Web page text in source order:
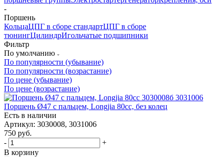
-
Поршень
КольцаЦПГ в сборе стандартЦПГ в сборе
тюнингЦилиндрИгольчатые подшипники
Фильтр
По умолчанию
По популярности (убывание)
По популярности (возрастание)
По цене (убывание)
По цене (возрастание)
Поршень Ø47 с пальцем, Longjia 80cc, без колец
Есть в наличии
Артикул: 3030008, 3031006
750 руб.
-
+
В корзину